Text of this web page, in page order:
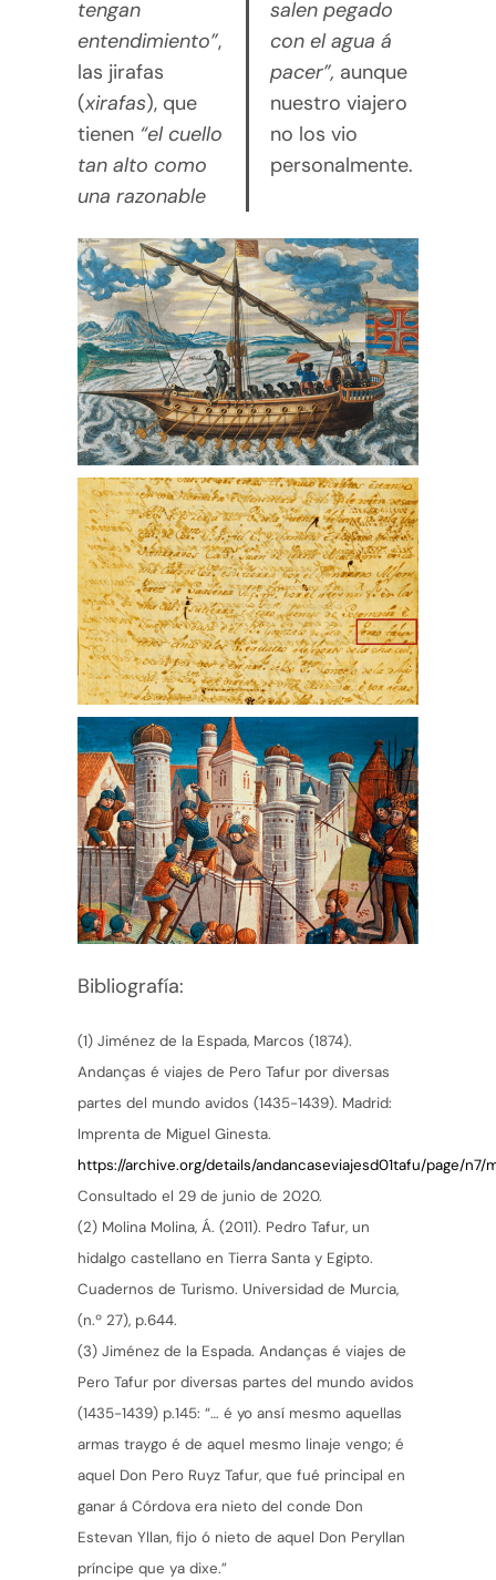
tengan
entendimiento”,
las jirafas
(xirafas), que
tienen “el cuello
tan alto como
una razonable
salen pegado
con el agua á
pacer”, aunque
nuestro viajero
no los vio
personalmente.
Bibliografía:
(1) Jiménez de la Espada, Marcos (1874).
Andanças é viajes de Pero Tafur por diversas
partes del mundo avidos (1435-1439). Madrid:
Imprenta de Miguel Ginesta.
https://archive.org/details/andancaseviajesd01tafu/page/n7/
Consultado el 29 de junio de 2020.
(2) Molina Molina, Á. (2011). Pedro Tafur, un
hidalgo castellano en Tierra Santa y Egipto.
Cuadernos de Turismo. Universidad de Murcia,
(n.º 27), p.644.
(3) Jiménez de la Espada. Andanças é viajes de
Pero Tafur por diversas partes del mundo avidos
(1435-1439) p.145: “… é yo ansí mesmo aquellas
armas traygo é de aquel mesmo linaje vengo; é
aquel Don Pero Ruyz Tafur, que fué principal en
ganar á Córdova era nieto del conde Don
Estevan Yllan, fijo ó nieto de aquel Don Peryllan
príncipe que ya dixe.”